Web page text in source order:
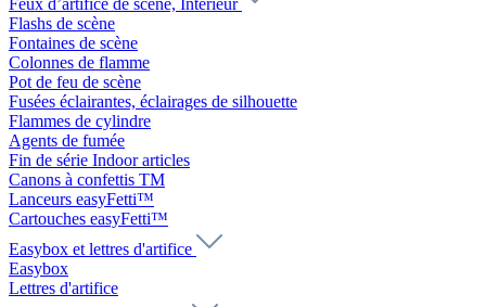
Flashs de scène
Fontaines de scène
Colonnes de flamme
Pot de feu de scène
Fusées éclairantes, éclairages de silhouette
Flammes de cylindre
Agents de fumée
Fin de série Indoor articles
Canons à confettis TM
Lanceurs easyFetti™
Cartouches easyFetti™
Easybox et lettres d'artifice
Easybox
Lettres d'artifice